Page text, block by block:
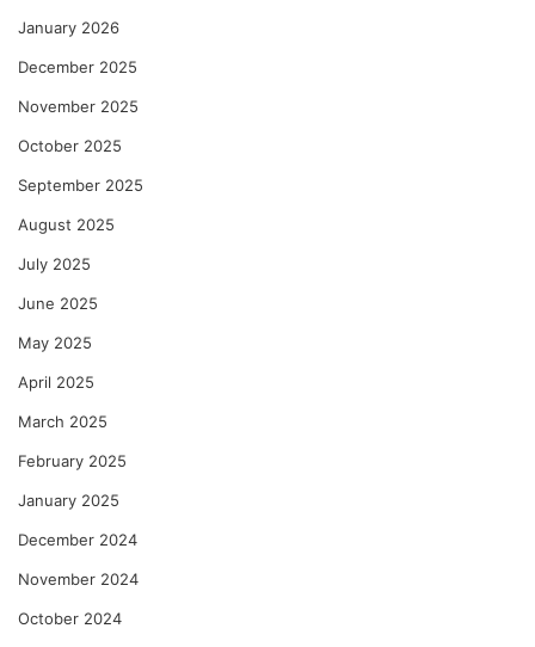
January 2026
December 2025
November 2025
October 2025
September 2025
August 2025
July 2025
June 2025
May 2025
April 2025
March 2025
February 2025
January 2025
December 2024
November 2024
October 2024